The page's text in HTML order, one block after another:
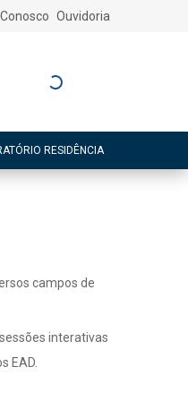
Ouvidoria
Entre ou Cadastre-
RESIDÊNCIA
campos de
interativas
EAD.